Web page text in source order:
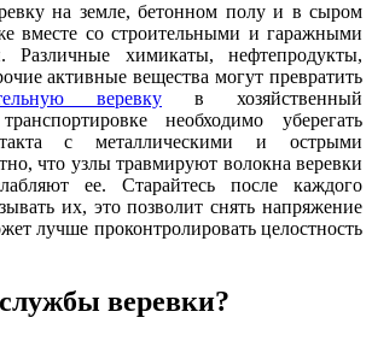
на земле, бетонном полу и в сыром
вместе со строительными и гаражными
Различные химикаты, нефтепродукты,
активные вещества могут превратить
веревку в хозяйственный
необходимо уберегать
с металлическими и острыми
что узлы травмируют волокна веревки
ее. Старайтесь после каждого
их, это позволит снять напряжение
лучше проконтролировать целостность
веревки?